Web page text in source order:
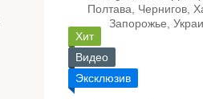
Хит
Видео
Эксклюзив